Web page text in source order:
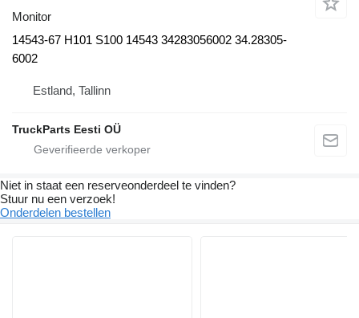
Monitor
14543-67 H101 S100 14543 34283056002 34.28305-
6002
Estland, Tallinn
TruckParts Eesti OÜ
Niet in staat een reserveonderdeel te vinden?
Stuur nu een verzoek!
Onderdelen bestellen